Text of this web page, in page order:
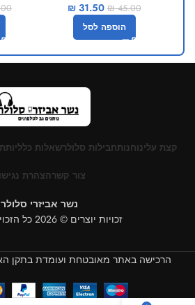
₪45.00
₪31.50
הוספה לסל
קצת עלינוחנותחבילות סלולרשאלות כלליות
צור קשרהצהרת
נשר אביזרי סלולר
זכויות יוצרים © 2026 כל הזכויות שמורות
הרכישה באתר מאובטחת ועומדת בתקן